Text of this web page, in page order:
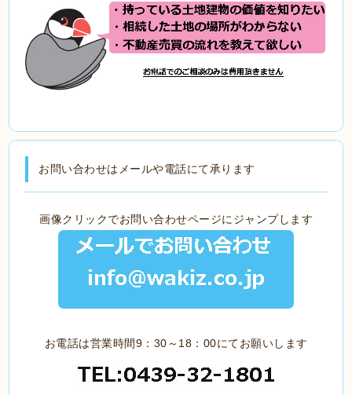
お問い合わせはメールや電話にて承ります
画像クリックでお問い合わせページにジャンプします
お電話は営業時間9：30～18：00にてお願いします